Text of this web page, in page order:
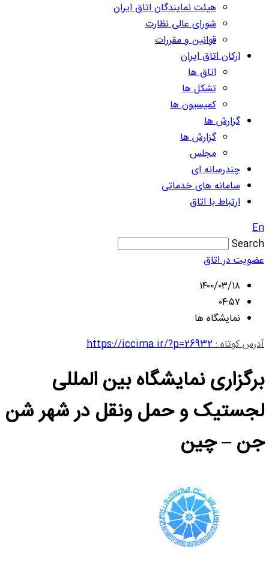
هیئت نمایندگان اتاق ایران
شورای عالی نظارت
قوانین و مقررات
ارکان اتاق ایران
اتاق ها
تشکل ها
کمیسیون ها
گزارش ها
گزارش ها
مجلس
چندرسانه ای
سامانه های خدماتی
ارتباط با اتاق
En
Search
عضویت در اتاق
۱۴۰۰/۰۳/۱۸
۰۴:۵۷
نمایشگاه ها
آدرس کوتاه :https://iccima.ir/?p=26932
برگزاری نمایشگاه بین المللی
لجستیک و حمل ونقل در شهر شن
جن – چین